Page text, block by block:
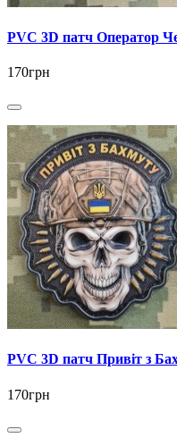
PVC 3D патч Оператор
170грн
PVC 3D патч Привіт з
170грн